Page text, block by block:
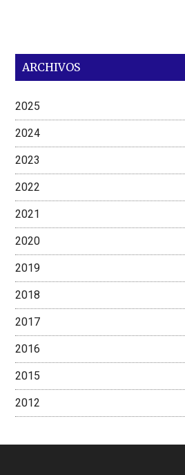
ARCHIVOS
2025
2024
2023
2022
2021
2020
2019
2018
2017
2016
2015
2012